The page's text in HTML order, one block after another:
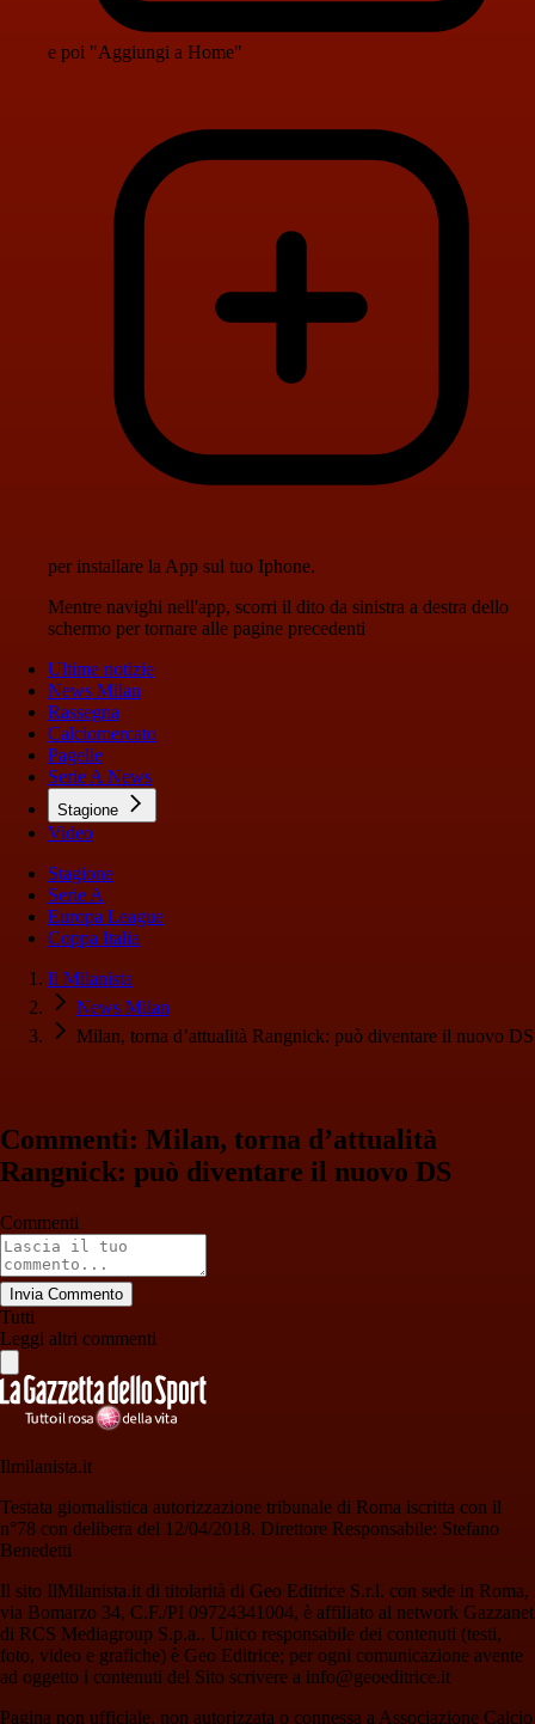
e poi "Aggiungi a Home"
per installare la App sul tuo Iphone.
Mentre navighi nell'app, scorri il dito da sinistra a destra dello
schermo per tornare alle pagine precedenti
Ultime notizie
News Milan
Rassegna
Calciomercato
Pagelle
Serie A News
Stagione
Video
Stagione
Serie A
Europa League
Coppa Italia
Il Milanista
News Milan
Milan, torna d’attualità Rangnick: può diventare il nuovo DS
Commenti: Milan, torna d’attualità
Rangnick: può diventare il nuovo DS
Commenti
Invia Commento
Tutti
Leggi altri commenti
Ilmilanista.it
Testata giornalistica autorizzazione tribunale di Roma iscritta con il
n°78 con delibera del 12/04/2018. Direttore Responsabile: Stefano
Benedetti
Il sito IlMilanista.it di titolarità di Geo Editrice S.r.l. con sede in Roma,
via Bomarzo 34, C.F./PI 09724341004, è affiliato al network Gazzanet
di RCS Mediagroup S.p.a.. Unico responsabile dei contenuti (testi,
foto, video e grafiche) è Geo Editrice; per ogni comunicazione avente
ad oggetto i contenuti del Sito scrivere a info@geoeditrice.it
Pagina non ufficiale, non autorizzata o connessa a Associazione Calcio